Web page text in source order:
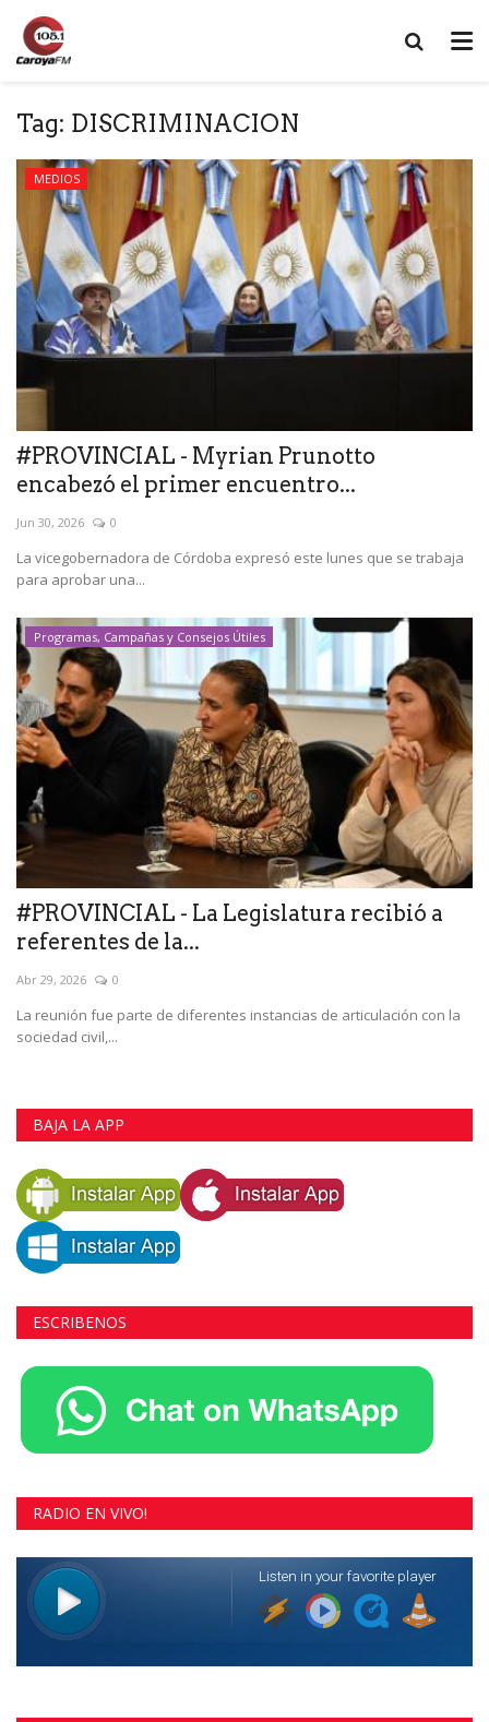
Tag: DISCRIMINACION
MEDIOS
#PROVINCIAL - Myrian Prunotto
encabezó el primer encuentro...
Jun 30, 2026 0
La vicegobernadora de Córdoba expresó este lunes que se trabaja
para aprobar una...
Programas, Campañas y Consejos Útiles
#PROVINCIAL - La Legislatura recibió a
referentes de la...
Abr 29, 2026 0
La reunión fue parte de diferentes instancias de articulación con la
sociedad civil,...
BAJA LA APP
ESCRIBENOS
RADIO EN VIVO!